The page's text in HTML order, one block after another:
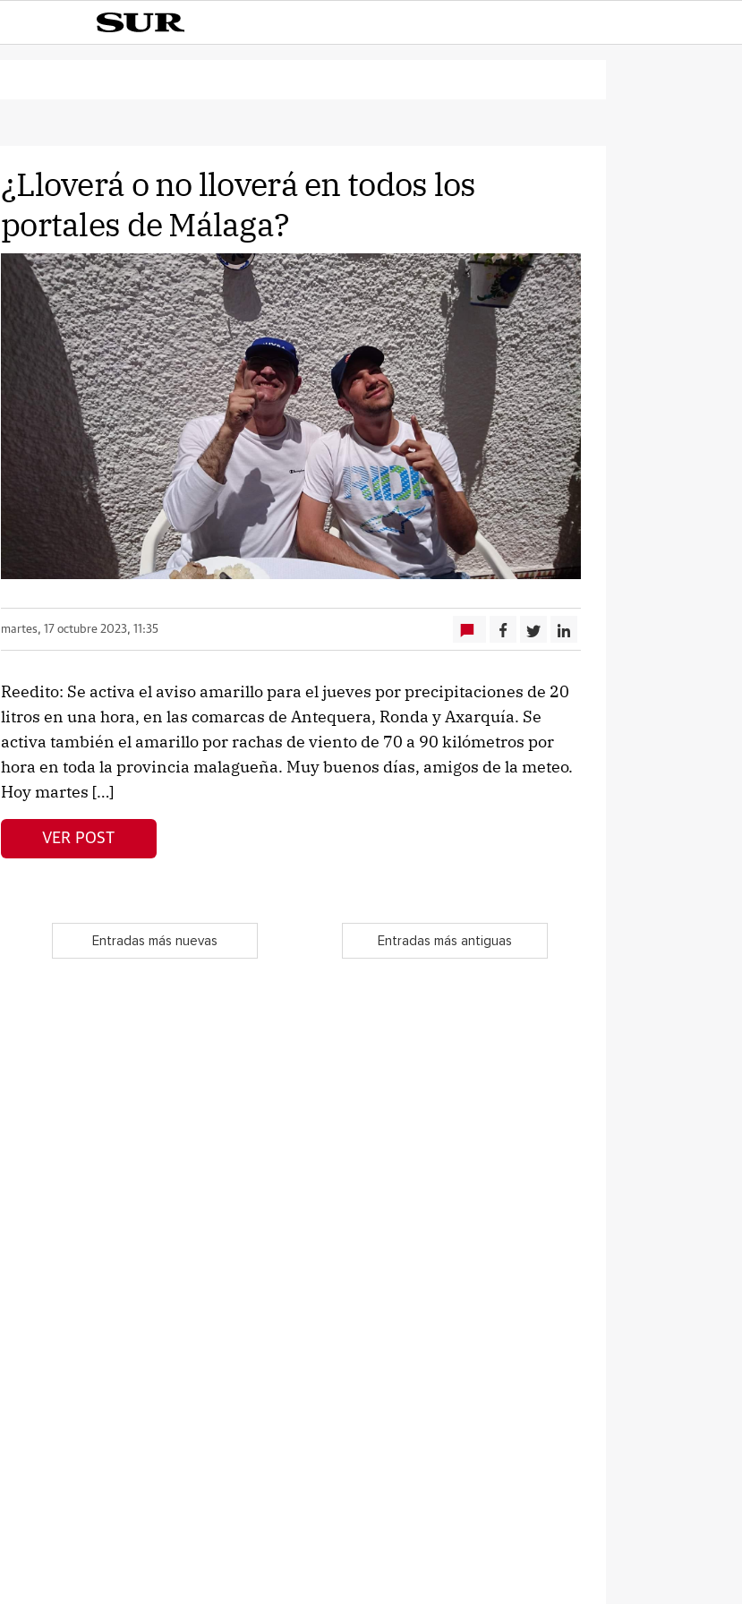
¿Lloverá o no lloverá en todos los
portales de Málaga?
martes, 17 octubre 2023, 11:35
Reedito: Se activa el aviso amarillo para el jueves por precipitaciones de 20
litros en una hora, en las comarcas de Antequera, Ronda y Axarquía. Se
activa también el amarillo por rachas de viento de 70 a 90 kilómetros por
hora en toda la provincia malagueña. Muy buenos días, amigos de la meteo.
Hoy martes […]
VER POST
Entradas más nuevas Entradas más antiguas